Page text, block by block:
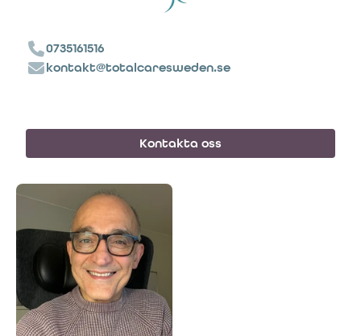
0735161516
kontakt@totalcaresweden.se
Kontakta oss